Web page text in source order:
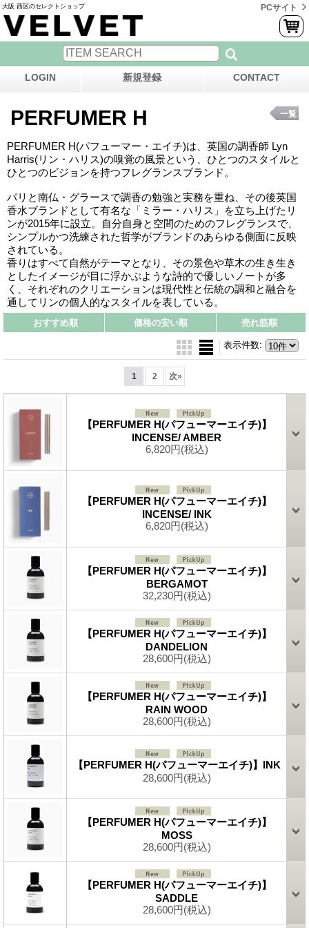
大阪 西区のセレクトショップ PCサイト
LOGIN 新規登録 CONTACT
PERFUMER H
PERFUMER H(パフューマー・エイチ)は、英国の調香師 Lyn
Harris(リン・ハリス)の嗅覚の風景という、ひとつのスタイルと
ひとつのビジョンを持つフレグランスブランド。
パリと南仏・グラースで調香の勉強と実務を重ね、その後英国
香水ブランドとして有名な「ミラー・ハリス」を立ち上げたリ
ンが2015年に設立。自分自身と空間のためのフレグランスで、
シンプルかつ洗練された哲学がブランドのあらゆる側面に反映
されている。
香りはすべて自然がテーマとなり、その景色や草木の生き生き
としたイメージが目に浮かぶような詩的で優しいノートが多
く、それぞれのクリエーションは現代性と伝統の調和と融合を
通してリンの個人的なスタイルを表している。
一覧
おすすめ順 価格の安い順 売れ筋順
表示件数:
1 2 次»
【PERFUMER H(パフューマーエイチ)】
INCENSE/ AMBER
6,820円(税込)
【PERFUMER H(パフューマーエイチ)】
INCENSE/ INK
6,820円(税込)
【PERFUMER H(パフューマーエイチ)】
BERGAMOT
32,230円(税込)
【PERFUMER H(パフューマーエイチ)】
DANDELION
28,600円(税込)
【PERFUMER H(パフューマーエイチ)】
RAIN WOOD
28,600円(税込)
【PERFUMER H(パフューマーエイチ)】INK
28,600円(税込)
【PERFUMER H(パフューマーエイチ)】
MOSS
28,600円(税込)
【PERFUMER H(パフューマーエイチ)】
SADDLE
28,600円(税込)